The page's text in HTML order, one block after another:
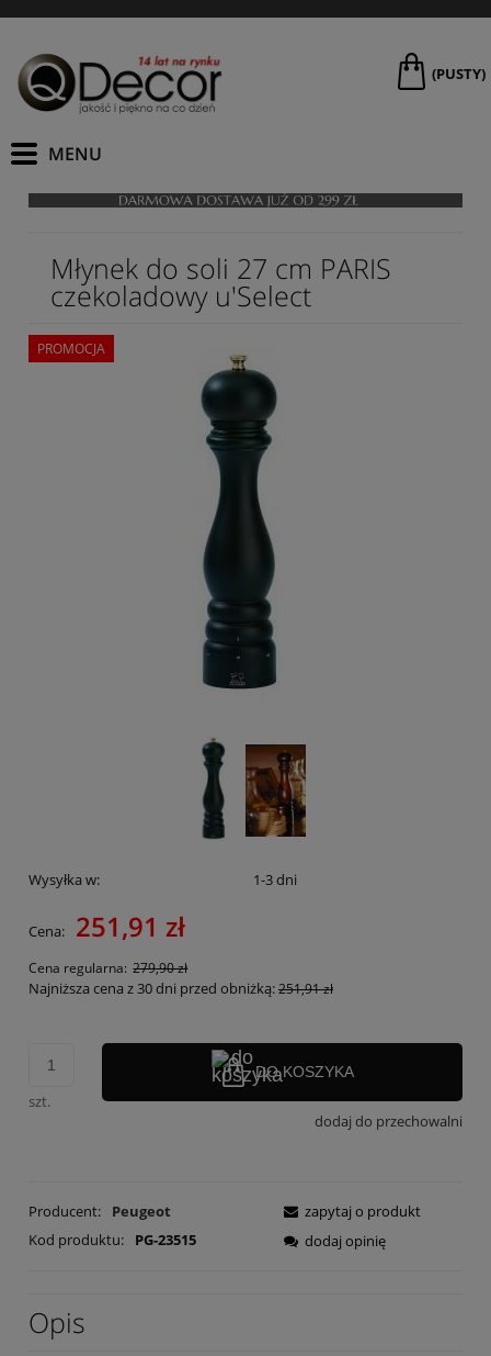
(PUSTY)
Młynek do soli 27 cm PARIS
czekoladowy u'Select
PROMOCJA
Wysyłka w: 1-3 dni
Cena: 251,91 zł
Cena regularna: 279,90 zł
Najniższa cena z 30 dni przed obniżką:251,91 zł
szt.
DO KOSZYKA
dodaj do przechowalni
Producent:
Peugeot
Kod produktu:
PG-23515
zapytaj o produkt
dodaj opinię
Opis